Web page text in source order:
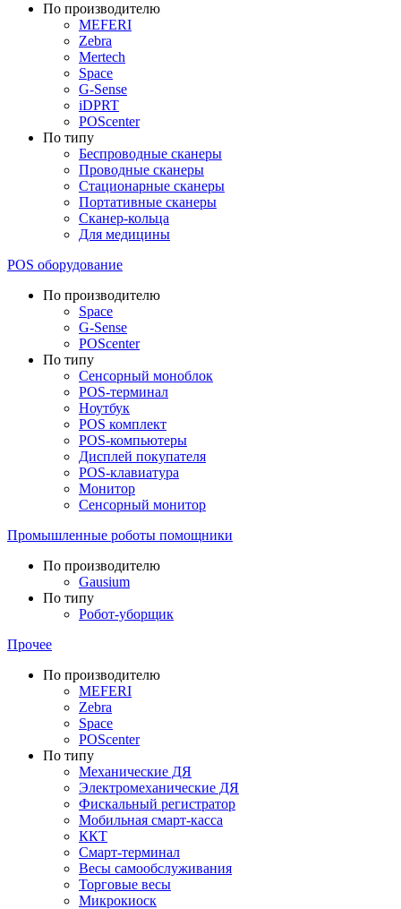
По производителю
MEFERI
Zebra
Mertech
Space
G-Sense
iDPRT
POScenter
По типу
Беспроводные сканеры
Проводные сканеры
Стационарные сканеры
Портативные сканеры
Сканер-кольца
Для медицины
POS оборудование
По производителю
Space
G-Sense
POScenter
По типу
Сенсорный моноблок
POS-терминал
Ноутбук
POS комплект
POS-компьютеры
Дисплей покупателя
POS-клавиатура
Монитор
Сенсорный монитор
Промышленные роботы помощники
По производителю
Gausium
По типу
Робот-уборщик
Прочее
По производителю
MEFERI
Zebra
Space
POScenter
По типу
Механические ДЯ
Электромеханические ДЯ
Фискальный регистратор
Мобильная смарт-касса
ККТ
Смарт-терминал
Весы самообслуживания
Торговые весы
Микрокиоск